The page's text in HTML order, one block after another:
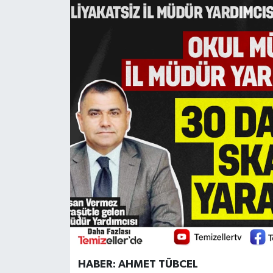
HABER: AHMET TÜBCEL